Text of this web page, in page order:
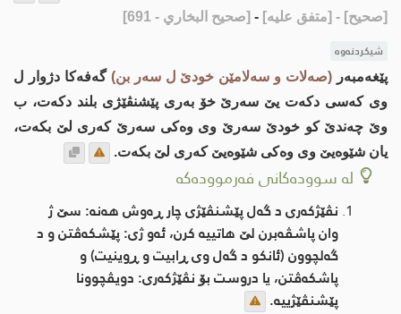
[صحيح] - [متفق عليه] - [صحيح البخاري - 691]
شیکردنەوە
پێغه‌مبه‌ر (صه‌لات و سه‌لامێن خودێ ل سه‌ر بن) گه‌فه‌كا دژوار ل
وی كه‌سی دكه‌ت یێ سه‌رێ خۆ به‌ری پێشنڤێژی بلند دكه‌ت، ب
وێ چه‌ندێ كو خودێ سه‌رێ وی وه‌كی سه‌رێ كه‌ری لێ بكه‌ت،
یان شێوه‌یێ وی وه‌كی شێوه‌یێ كه‌ری لێ بكه‌ت.
لە سوودەکانی فەرموودەکە
نڤێژكه‌ری د گه‌ل پێشنڤێژی چار ڕه‌وش هه‌نه‌: سێ ژ
وان پاشڤه‌برن لێ هاتییه‌ كرن، ئه‌و ژی: پێشكه‌ڤتن و د
گه‌لچوون (ئانكو د گه‌ل وی ڕابیت و ڕوینیت) و
پاشكه‌ڤتن، یا دروست بۆ نڤێژكه‌ری: دویڤچوونا
پێشنڤێژییه‌.